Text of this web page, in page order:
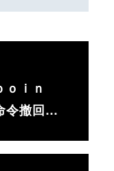
ｉｎ
令撤回…